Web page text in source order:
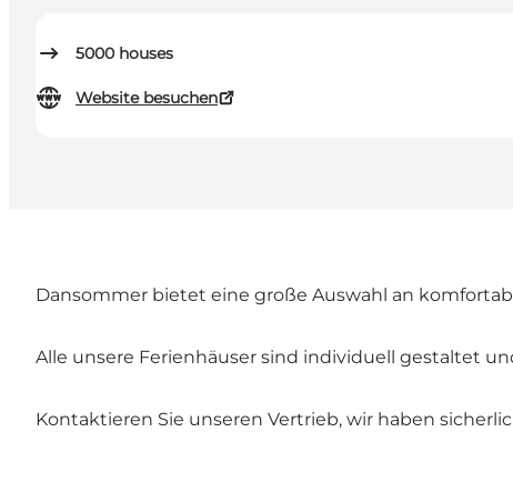
5000 houses
Website besuchen
Dansommer bietet eine große Auswahl an
Alle unsere Ferienhäuser sind individuell gestaltet
Kontaktieren Sie unseren Vertrieb, wir haben